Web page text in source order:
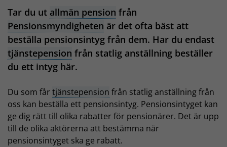
Tar du ut allmän pension från
Pensionsmyndigheten är det ofta bäst att
beställa pensionsintyg från dem. Har du endast
tjänstepension från statlig anställning beställer
du ett intyg här.
Du som får tjänstepension från statlig anställning från
oss kan beställa ett pensionsintyg. Pensionsintyget kan
ge dig rätt till olika rabatter för pensionärer. Det är upp
till de olika aktörerna att bestämma när
pensionsintyget ska ge rabatt.